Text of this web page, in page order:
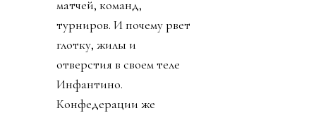
матчей, команд,
турниров. И почему рвет
глотку, жилы и
отверстия в своем теле
Инфантино.
Конфедерации же